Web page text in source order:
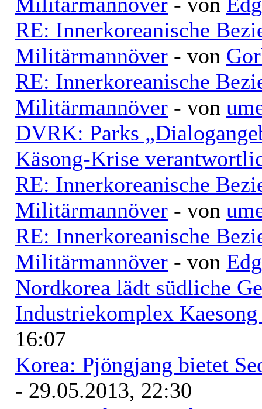
RE: Innerkoreanische
Militärmannöver - von
RE: Innerkoreanische
Militärmannöver - von
DVRK: Parks
Käsong-Krise
RE: Innerkoreanische
Militärmannöver - von
RE: Innerkoreanische
Militärmannöver - von
Nordkorea lädt südliche
Industriekomplex
16:07
Korea: Pjöngjang bietet
- 29.05.2013, 22:30